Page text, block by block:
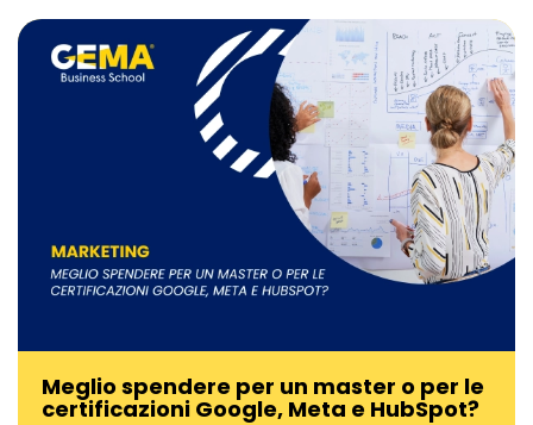
Meglio spendere per un master o per le
certificazioni Google, Meta e HubSpot?